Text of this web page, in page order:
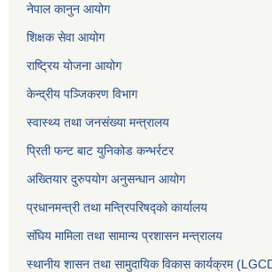
नेपाल कानुन आयोग
शिक्षक सेवा आयोग
राष्ट्रिय योजना आयोग
केन्द्रीय पञ्जिकरण विभाग
स्वास्थ्य तथा जनसंख्या मन्त्रालय
प्रिती फन्ट बाट युनिकोड कन्भर्रटर
अख्तियार दुरुपयोग अनुसन्धान आयोग
प्रधानमन्त्री तथा मन्त्रिपरिषद्को कार्यालय
संघिय मामिला तथा सामान्य प्रशासन मन्त्रालय
स्थानीय शासन तथा सामुदायिक विकास कार्यक्रम